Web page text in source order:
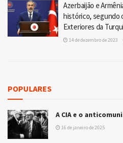
Azerbaijão e
histórico, segundo
Exteriores da
14 de dezembro de 2023
POPULARES
A CIA e o
16 de janeiro de 2025